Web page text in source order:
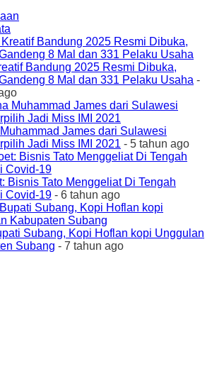
Bandung 2025 Resmi Dibuka,
8 Mal dan 331 Pelaku Usaha -
James dari Sulawesi
Jadi Miss IMI 2021 - 5 tahun ago
Bisnis Tato Menggeliat Di Tengah
Covid-19 - 6 tahun ago
Subang, Kopi Hoflan kopi Unggulan
Subang - 7 tahun ago